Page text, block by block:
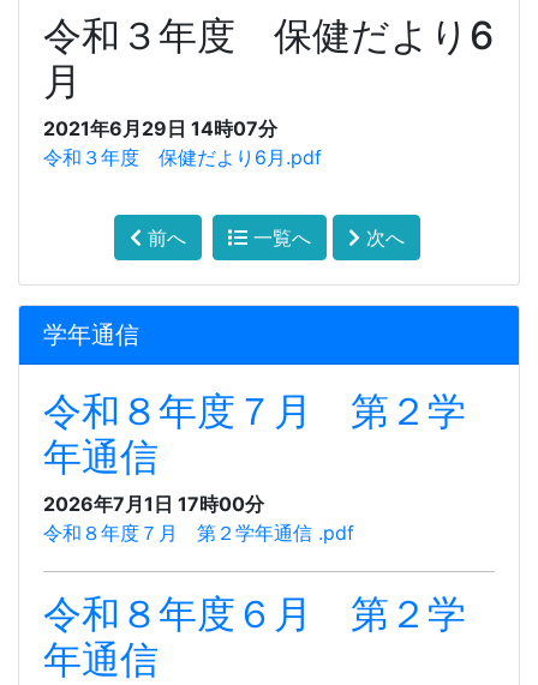
令和３年度 保健だより6
月
2021年6月29日 14時07分
令和３年度 保健だより6月.pdf
前へ 一覧へ 次へ
学年通信
令和８年度７月 第２学
年通信
2026年7月1日 17時00分
令和８年度７月 第２学年通信 .pdf
令和８年度６月 第２学
年通信